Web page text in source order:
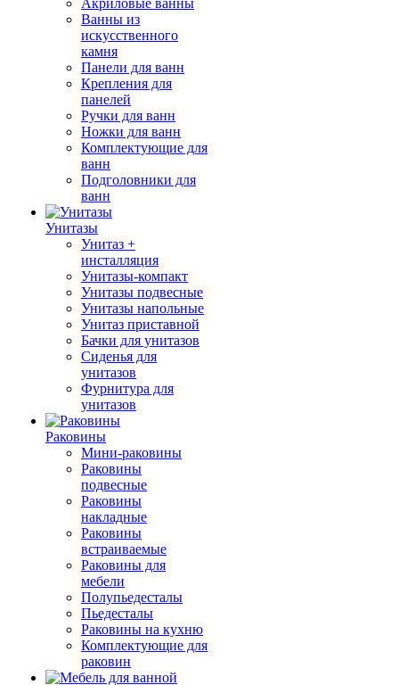
Акриловые ванны
Ванны из
искусственного
камня
Панели для ванн
Крепления для
панелей
Ручки для ванн
Ножки для ванн
Комплектующие для
ванн
Подголовники для
ванн
Унитазы
Унитаз +
инсталляция
Унитазы-компакт
Унитазы подвесные
Унитазы напольные
Унитаз приставной
Бачки для унитазов
Сиденья для
унитазов
Фурнитура для
унитазов
Раковины
Мини-раковины
Раковины
подвесные
Раковины
накладные
Раковины
встраиваемые
Раковины для
мебели
Полупьедесталы
Пьедесталы
Раковины на кухню
Комплектующие для
раковин